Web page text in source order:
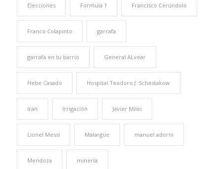
Elecciones Formula 1 Francisco Cerúndolo
Franco Colapinto garrafa
garrafa en tu barrio General ALvear
Hebe Casado Hospital Teodoro J. Schestakow
Iran Irrigación Javier Milei
Lionel Messi Malargüe manuel adorni
Mendoza minería